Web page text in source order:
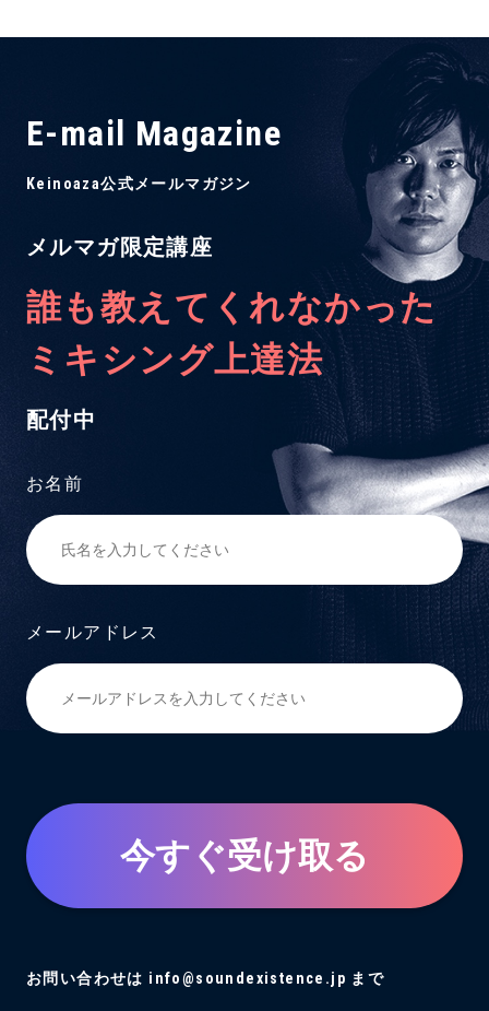
E-mail Magazine
Keinoaza公式メールマガジン
メルマガ限定講座
誰も教えてくれなかった
ミキシング上達法
配付中
お名前
メールアドレス
今すぐ受け取る
お問い合わせは info@soundexistence.jp まで